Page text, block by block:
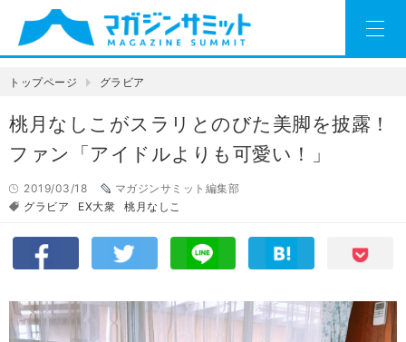
トップページ グラビア
桃月なしこがスラリとのびた美脚を披露！
ファン「アイドルよりも可愛い！」
2019/03/18
マガジンサミット編集部
グラビア
EX大衆 桃月なしこ